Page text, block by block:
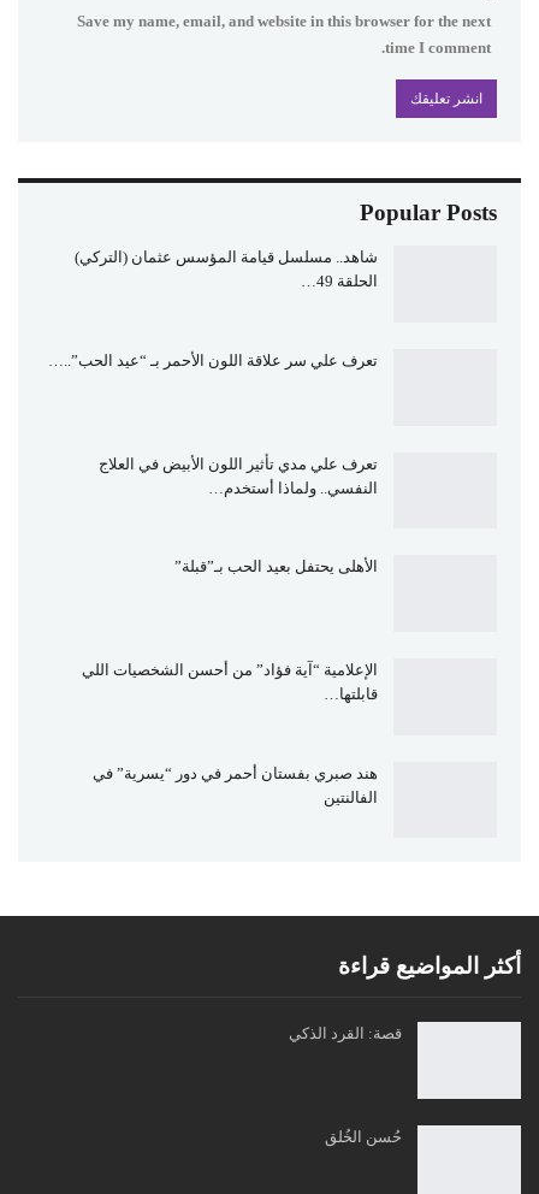
Save my name, email, and website in this browser for the next
time I comment.
Popular Posts
شاهد.. مسلسل قيامة المؤسس عثمان (التركي)
الحلقة 49…
تعرف علي سر علاقة اللون الأحمر بـ “عيد الحب”..…
تعرف علي مدي تأثير اللون الأبيض في العلاج
النفسي.. ولماذا أستخدم…
الأهلى يحتفل بعيد الحب بـ”قبلة”
الإعلامية “آية فؤاد” من أحسن الشخصيات اللي
قابلتها…
هند صبري بفستان أحمر في دور “يسرية” في
الفالنتين
أكثر المواضيع قراءة
قصة: القرد الذكي
حُسن الخُلق